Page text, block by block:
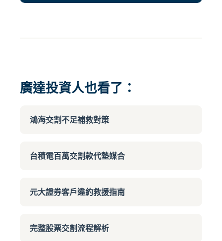
廣達投資人也看了：
鴻海交割不足補救對策
台積電百萬交割款代墊媒合
元大證券客戶違約救援指南
完整股票交割流程解析